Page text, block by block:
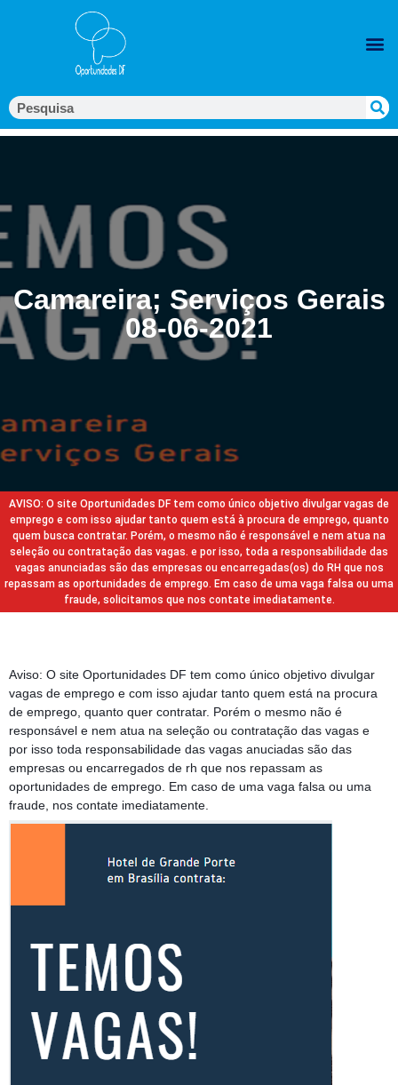
Camareira; Serviços Gerais
08-06-2021
AVISO: O site Oportunidades DF tem como único objetivo divulgar vagas de
emprego e com isso ajudar tanto quem está à procura de emprego, quanto
quem busca contratar. Porém, o mesmo não é responsável e nem atua na
seleção ou contratação das vagas. e por isso, toda a responsabilidade das
vagas anunciadas são das empresas ou encarregadas(os) do RH que nos
repassam as oportunidades de emprego. Em caso de uma vaga falsa ou uma
fraude, solicitamos que nos contate imediatamente.
Aviso: O site Oportunidades DF tem como único objetivo divulgar
vagas de emprego e com isso ajudar tanto quem está na procura
de emprego, quanto quer contratar. Porém o mesmo não é
responsável e nem atua na seleção ou contratação das vagas e
por isso toda responsabilidade das vagas anuciadas são das
empresas ou encarregados de rh que nos repassam as
oportunidades de emprego. Em caso de uma vaga falsa ou uma
fraude, nos contate imediatamente.